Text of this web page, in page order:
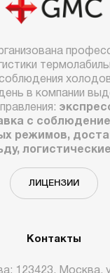
в компании
с
режимов,
логистические
ЛИЦЕНЗИИ
Контакты
123423, Москва,